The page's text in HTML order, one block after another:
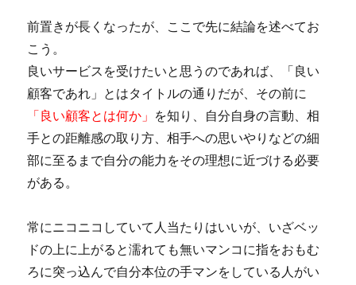
前置きが長くなったが、ここで先に結論を述べてお
こう。
良いサービスを受けたいと思うのであれば、「良い
顧客であれ」とはタイトルの通りだが、その前に
「良い顧客とは何か」 を知り、自分自身の言動、相
手との距離感の取り方、相手への思いやりなどの細
部に至るまで自分の能力をその理想に近づける必要
がある。
常にニコニコしていて人当たりはいいが、いざベッ
ドの上に上がると濡れても無いマンコに指をおもむ
ろに突っ込んで自分本位の手マンをしている人がい